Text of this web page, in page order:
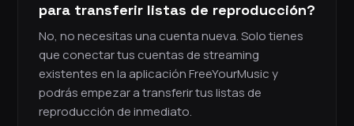
para transferir listas de reproducción?
No, no necesitas una cuenta nueva. Solo tienes
que conectar tus cuentas de streaming
existentes en la aplicación FreeYourMusic y
podrás empezar a transferir tus listas de
reproducción de inmediato.